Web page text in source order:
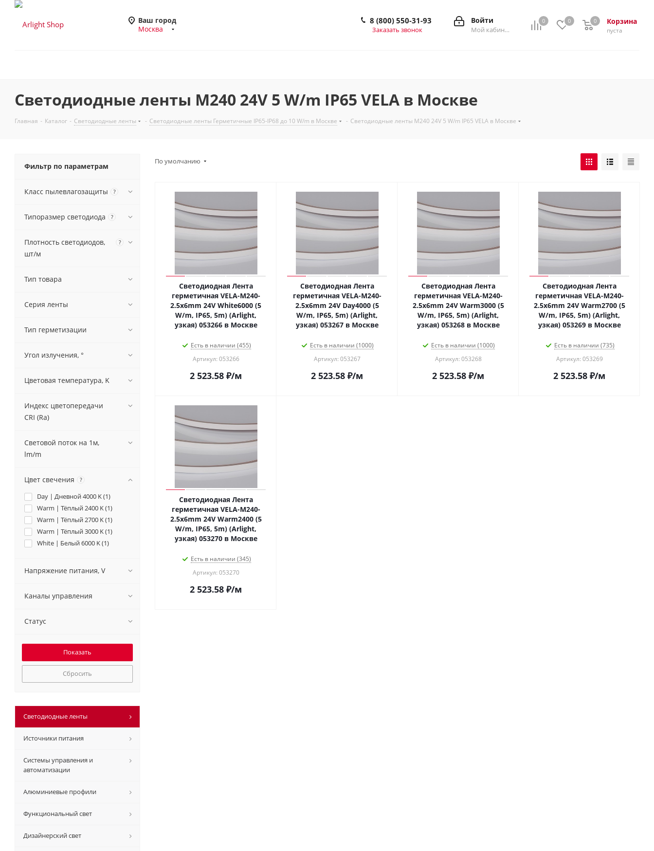
Ваш город
Москва
0 0 Корзина
0
пуста
0
Войти
Мой кабинет
8 (800) 550-31-93
Заказать звонок
Светодиодные ленты M240 24V 5 W/m IP65 VELA в Москве
Главная - Каталог - Светодиодные ленты - Светодиодные ленты Герметичные IP65-IP68 до 10 W/m в Москве - Светодиодные ленты M240 24V 5 W/m IP65 VELA в Москве
По умолчанию
Светодиодная Лента
герметичная VELA-M240-
2.5x6mm 24V White6000 (5
W/m, IP65, 5m) (Arlight,
узкая) 053266 в Москве
Есть в наличии (455)
Артикул: 053266
2 523.58 ₽/м
Светодиодная Лента
герметичная VELA-M240-
2.5x6mm 24V Day4000 (5
W/m, IP65, 5m) (Arlight,
узкая) 053267 в Москве
Есть в наличии (1000)
Артикул: 053267
2 523.58 ₽/м
Светодиодная Лента
герметичная VELA-M240-
2.5x6mm 24V Warm3000 (5
W/m, IP65, 5m) (Arlight,
узкая) 053268 в Москве
Есть в наличии (1000)
Артикул: 053268
2 523.58 ₽/м
Светодиодная Лента
герметичная VELA-M240-
2.5x6mm 24V Warm2700 (5
W/m, IP65, 5m) (Arlight,
узкая) 053269 в Москве
Есть в наличии (735)
Артикул: 053269
2 523.58 ₽/м
Светодиодная Лента
герметичная VELA-M240-
2.5x6mm 24V Warm2400 (5
W/m, IP65, 5m) (Arlight,
узкая) 053270 в Москве
Есть в наличии (345)
Артикул: 053270
2 523.58 ₽/м
Фильтр по параметрам
Класс пылевлагозащиты ?
Типоразмер светодиода ?
Плотность светодиодов,
шт/м
?
Тип товара
Серия ленты
Тип герметизации
Угол излучения, °
Цветовая температура, K
Индекс цветопередачи
CRI (Ra)
Световой поток на 1м,
lm/m
Цвет свечения ?
Day | Дневной 4000 K (1)
Warm | Тёплый 2400 K (1)
Warm | Тёплый 2700 K (1)
Warm | Тёплый 3000 K (1)
White | Белый 6000 K (1)
Напряжение питания, V
Каналы управления
Статус
Сбросить
Светодиодные ленты
Источники питания
Системы управления и
автоматизации
Алюминиевые профили
Функциональный свет
Дизайнерский свет